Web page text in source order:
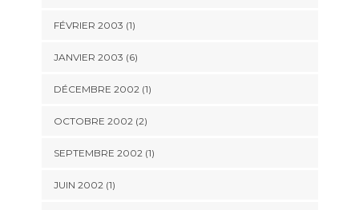
FÉVRIER 2003 (1)
JANVIER 2003 (6)
DÉCEMBRE 2002 (1)
OCTOBRE 2002 (2)
SEPTEMBRE 2002 (1)
JUIN 2002 (1)